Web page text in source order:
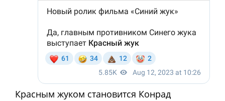
Красным жуком становится Конрад